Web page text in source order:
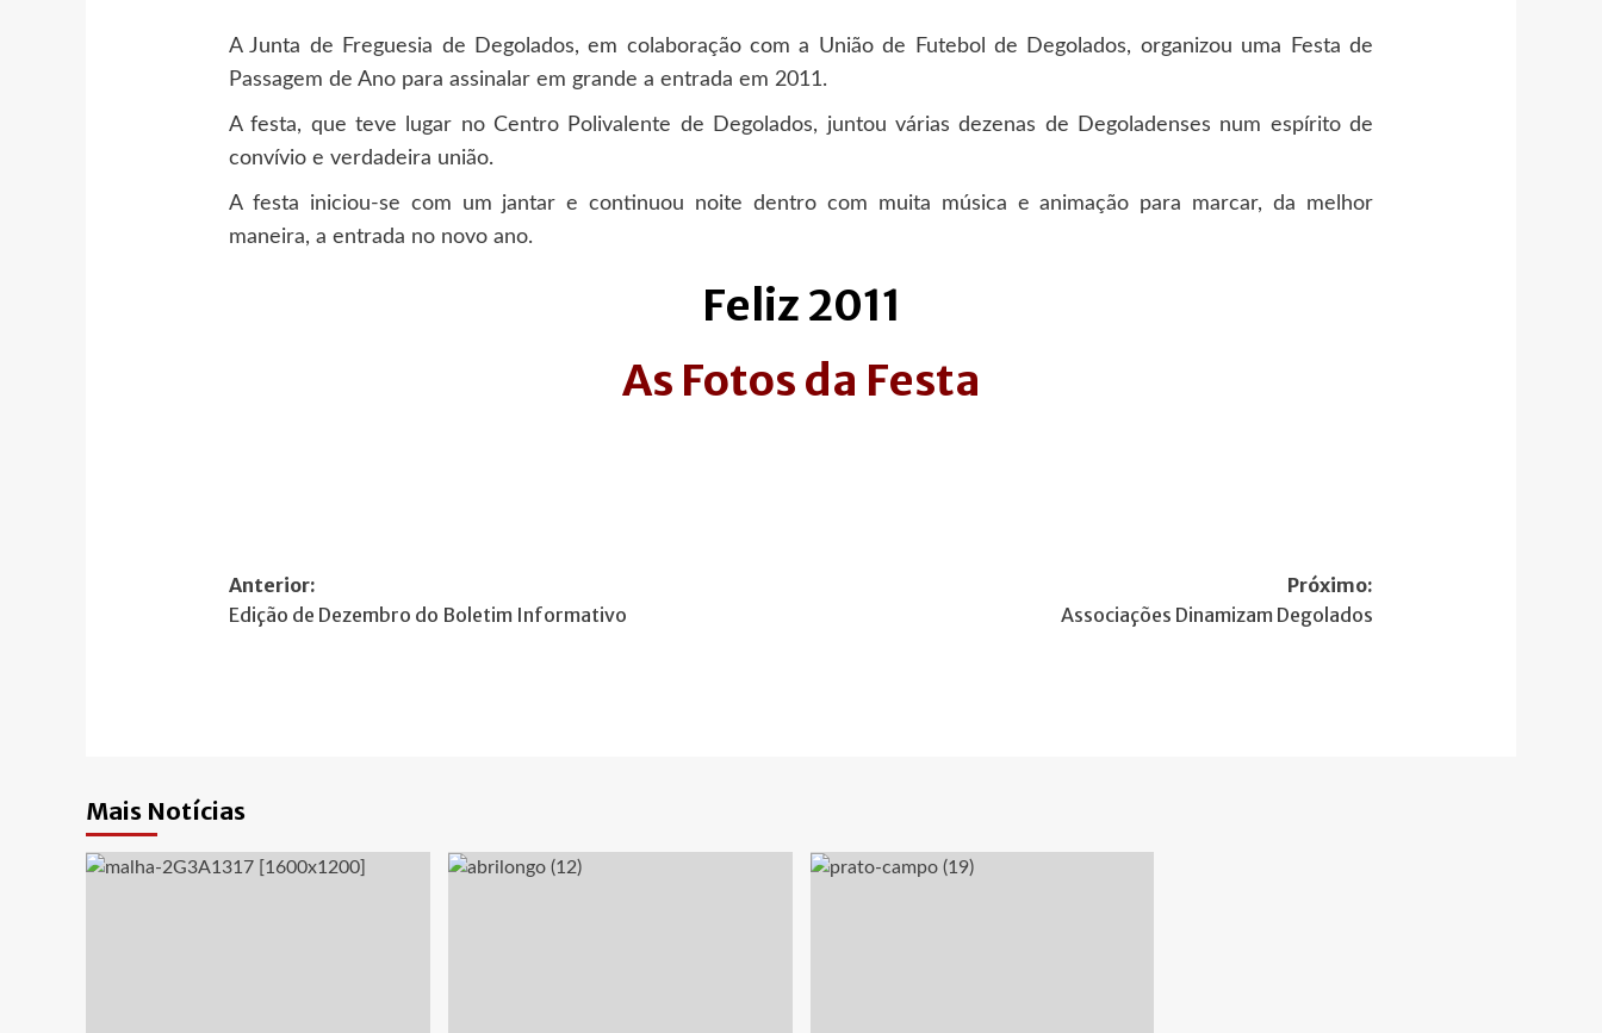
A Junta de Freguesia de Degolados, em colaboração com a União de Futebol de Degolados, organizou uma Festa de
Passagem de Ano para assinalar em grande a entrada em 2011.
A festa, que teve lugar no Centro Polivalente de Degolados, juntou várias dezenas de Degoladenses num espírito de
convívio e verdadeira união.
A festa iniciou-se com um jantar e continuou noite dentro com muita música e animação para marcar, da melhor
maneira, a entrada no novo ano.
Feliz 2011
As Fotos da Festa
Navegação
de
Anterior:
Edição de Dezembro do Boletim Informativo
Próximo:
Associações Dinamizam Degolados
Mais Notícias